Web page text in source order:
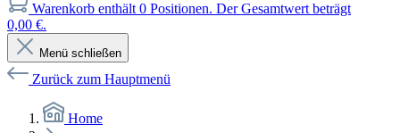
Warenkorb enthält 0 Positionen. Der Gesamtwert beträgt
0,00 €.
Menü schließen
Zurück zum Hauptmenü
Home